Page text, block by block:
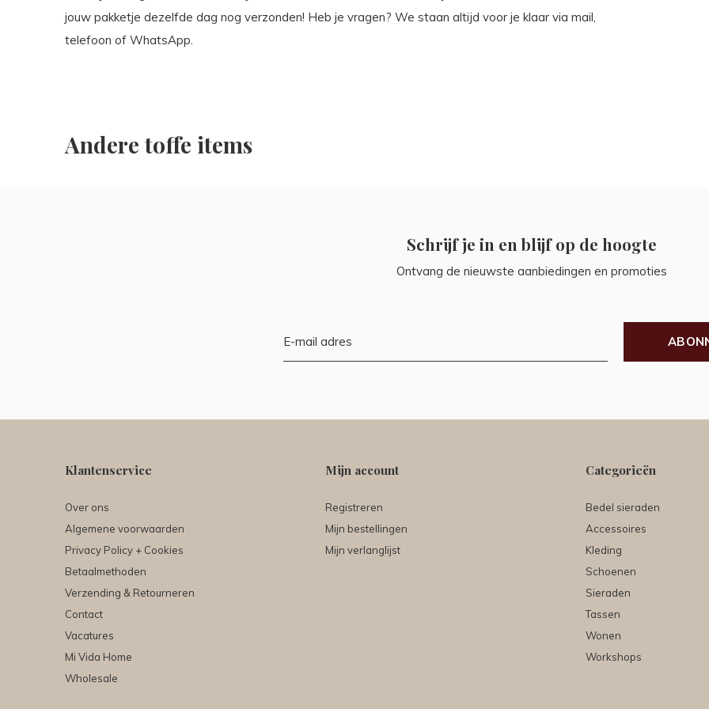
jouw pakketje dezelfde dag nog verzonden! Heb je vragen? We staan altijd voor je klaar via mail,
telefoon of WhatsApp.
Andere toffe items
Schrijf je in en blijf op de hoogte
Ontvang de nieuwste aanbiedingen en promoties
Klantenservice
Over ons
Algemene voorwaarden
Privacy Policy + Cookies
Betaalmethoden
Verzending & Retourneren
Contact
Vacatures
Mi Vida Home
Wholesale
Mijn account
Registreren
Mijn bestellingen
Mijn verlanglijst
Categorieën
Bedel sieraden
Accessoires
Kleding
Schoenen
Sieraden
Tassen
Wonen
Workshops